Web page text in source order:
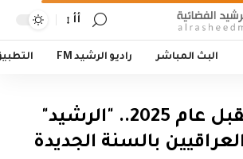
أأ
البث المباشر راديو الرشيد FM
العراق يستقبل عام 2025.. "الرشيد"
بالسنة الجديدة